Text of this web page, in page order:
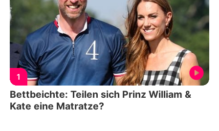
1
Bettbeichte: Teilen sich Prinz William &
Kate eine Matratze?